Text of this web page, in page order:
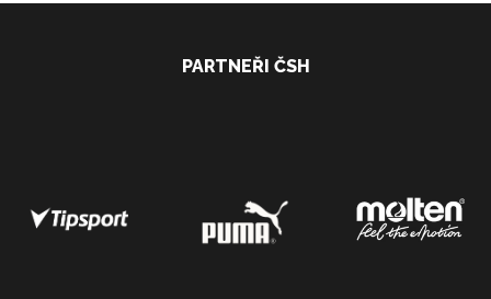
PARTNEŘI ČSH